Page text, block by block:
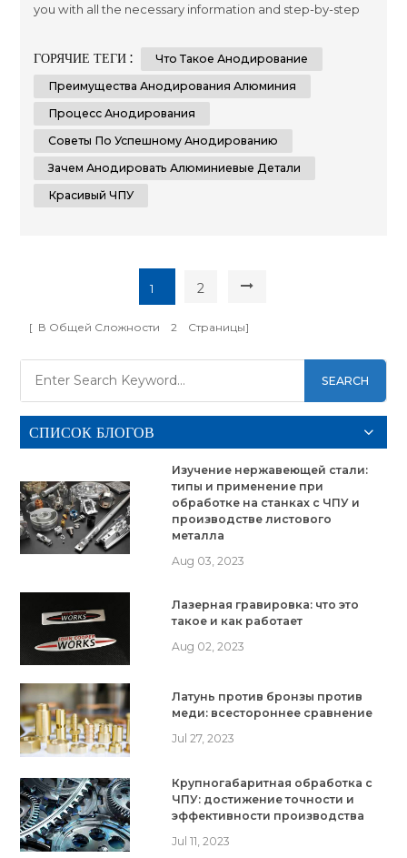
you with all the necessary information and step-by-step
Whether you are a beginner or an experienced individual
in the world of metalworking, this guide aims to assist you
ГОРЯЧИЕ ТЕГИ :
Что Такое Анодирование
Преимущества Анодирования Алюминия
Процесс Анодирования
Советы По Успешному Анодированию
Зачем Анодировать Алюминиевые Детали
Красивый ЧПУ
1 2
[ В Общей Сложности 2 Страницы]
SEARCH
СПИСОК БЛОГОВ
Изучение нержавеющей стали:
типы и применение при
обработке на станках с ЧПУ и
производстве листового
металла
Aug 03, 2023
Лазерная гравировка: что это
такое и как работает
Aug 02, 2023
Латунь против бронзы против
меди: всестороннее сравнение
Jul 27, 2023
Крупногабаритная обработка с
ЧПУ: достижение точности и
эффективности производства
Jul 11, 2023